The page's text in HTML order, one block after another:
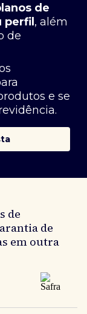
de
perfil , além
de
e se
de
de
em outra